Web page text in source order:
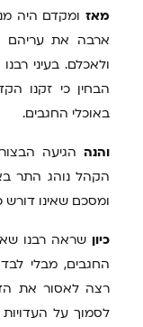
מאז ומקדם היה
ארבה את עריהם
ולאכלם. בעיני
הבחין כי זקנו
באוכלי החגבים.
והנה הגיעה
הקהל נוהג התר
ומסכם שאינו דורש
כיון שראה רבנו
החגבים, מבלי
רצה לאסור את
לסמוך על